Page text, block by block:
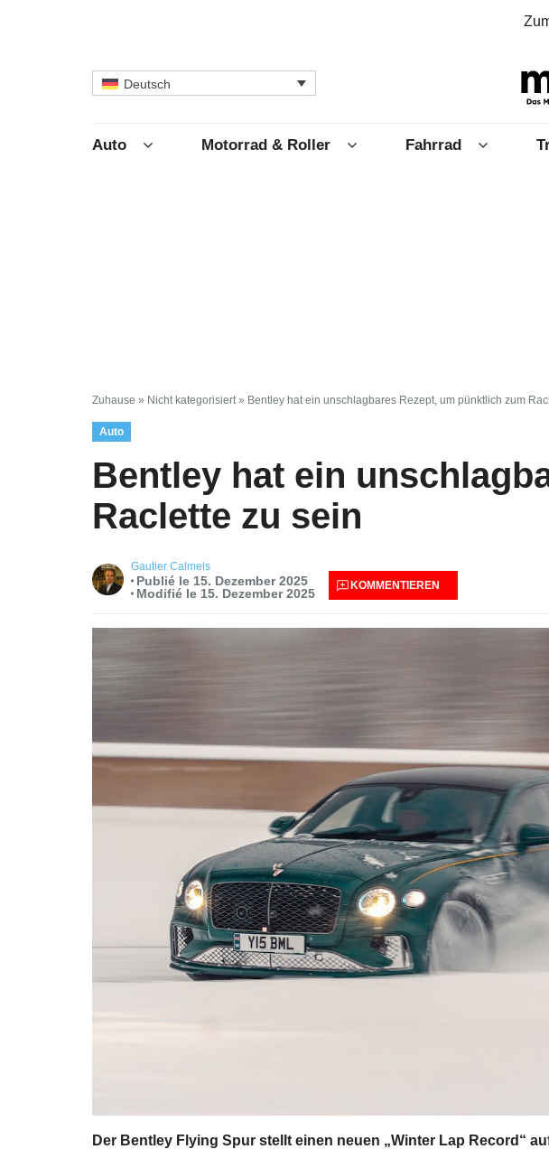
Deutsch
Auto Motorrad & Roller Fahrrad
Zuhause » Nicht kategorisiert » Bentley hat ein unschlagbares Rezept, um pünktlich zum
Auto
Bentley hat ein
Raclette zu sein
Gautier Calmels
Publié le 15. Dezember 2025
Modifié le 15. Dezember 2025
KOMMENTIEREN
Der Bentley Flying Spur stellt einen neuen „Winter Lap Record“